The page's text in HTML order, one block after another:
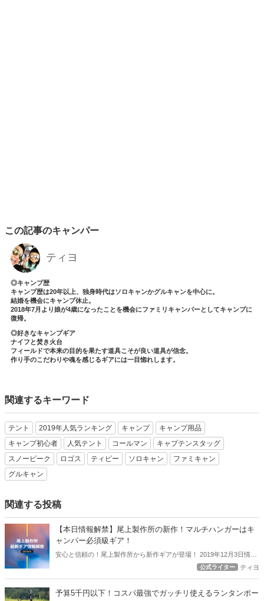
この記事のキャンパー
ティヨ
◎キャンプ歴
キャンプ歴は20年以上、独身時代はソロキャンかグルキャンを中心に。
結婚を機会にキャンプ休止。
2018年7月より娘が4歳になったことを機会にファミリキャンパーとしてキャンプに
復帰。
◎好きなキャンプギア
ナイフと焚き火台
フィールドで本来の目的を果たす道具こそが良い道具が信念。
作り手のこだわりや魂を感じるギアには一目惚れします。
関連するキーワード
テント 2019年人気ランキング キャンプ
キャンプ用品
キャンプ初心者
人気テント コールマン
キャプテンスタッグ
スノーピーク
ロゴス ティピー ソロキャン
ファミキャン
グルキャン
関連する投稿
【本日情報解禁】尾上製作所の新作！マルチハンガーはキ
ャンパー必須級ギア！
安心と信頼の！尾上製作所から新作ギアが登場！ 2019年12月3日情報
解禁となったこの新作ギアをアウトドアハックでは全力で紹介しま
安心度の高い尾上製作所の新ギア【マルチハンガー】はキャンパー必
須級のギアになるかもしれませんよ！
公式ライター ティヨ
予算5千円以下！コスパ最強でガッチリ使えるランタンポー